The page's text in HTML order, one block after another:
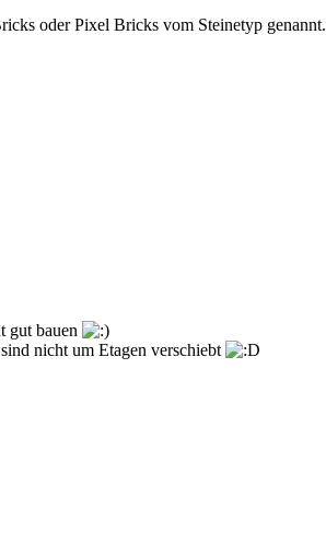
oder Pixel Bricks vom Steinetyp genannt.
gut bauen
nicht um Etagen verschiebt